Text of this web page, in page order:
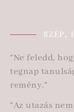
SZÉP,
“Ne feledd,
tegnap
remény.”
“Az utazás